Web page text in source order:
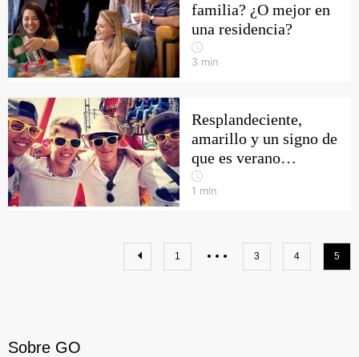
familia? ¿O mejor en
una residencia?
3 min
Resplandeciente,
amarillo y un signo de
que es verano…
1 min
1 3 4 5
Sobre GO